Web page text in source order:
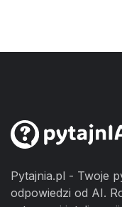
Pytajnia.pl - Twoje
odpowiedzi od AI.